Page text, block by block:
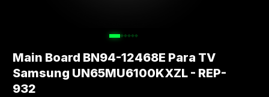
Main Board BN94-12468E Para TV
Samsung UN65MU6100KXZL - REP-
932